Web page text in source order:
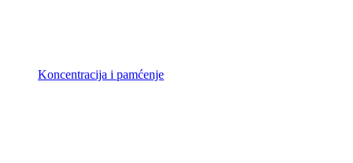
Koncentracija i pamćenje